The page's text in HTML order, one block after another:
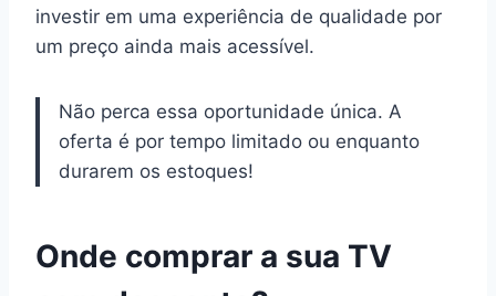
investir em uma experiência de qualidade por
um preço ainda mais acessível.
Não perca essa oportunidade única. A
oferta é por tempo limitado ou enquanto
durarem os estoques!
Onde comprar a sua TV